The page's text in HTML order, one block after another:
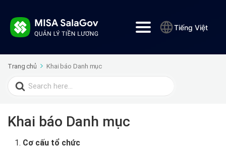
Tiếng Việt
Trang chủ Khai báo Danh mục
Search
for:
Khai báo Danh mục
Cơ cấu tổ chức